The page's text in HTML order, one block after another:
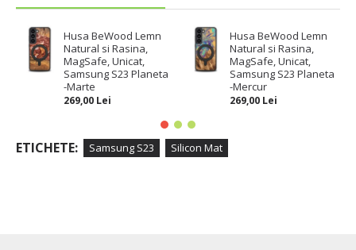
Husa BeWood Lemn
Natural si Rasina,
MagSafe, Unicat,
Samsung S23 Planeta
-Marte
269,00 Lei
Husa BeWood Lemn
Natural si Rasina,
MagSafe, Unicat,
Samsung S23 Planeta
-Mercur
269,00 Lei
ETICHETE: Samsung S23 Silicon Mat